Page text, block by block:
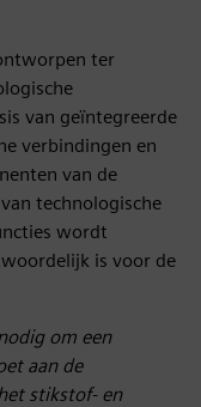
ter
van geïntegreerde
verbindingen en
van de
technologische
wordt
is voor de
om een
aan de
stikstof- en